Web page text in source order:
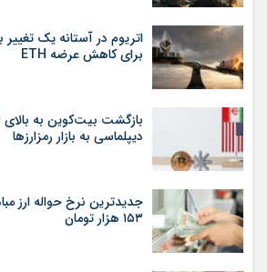
اتریوم در آستانه یک
برای کاهش عرضه ETH
دیپلماسی به بازار رمزارزها
جدیدترین نرخ حواله ارز
۱۵۳ هزار تومان